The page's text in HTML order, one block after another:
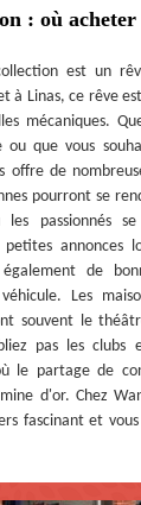
: où
est un
à Linas, ce rêve
mécaniques.
que vous
offre de
pourront se
passionnés
annonces
de
Les
souvent le
pas les clubs
le partage de
d'or. Chez
fascinant et